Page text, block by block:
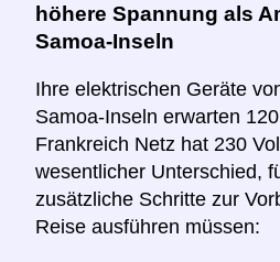
höhere Spannung als
Samoa-Inseln
Ihre elektrischen Geräte
Samoa-Inseln erwarten
Frankreich Netz hat 230
wesentlicher Unterschied,
zusätzliche Schritte zur
Reise ausführen müssen: